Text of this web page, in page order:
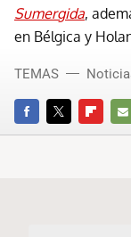
Sumergida,
en Bélgica y
FACEBOOKTWITTER
E-
TEMAS